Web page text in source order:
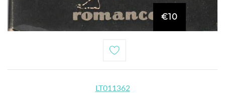
€10
LT011362